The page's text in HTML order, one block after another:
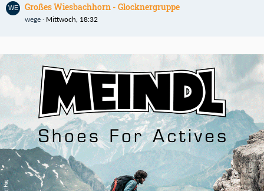
Großes Wiesbachhorn - Glocknergruppe
wege Mittwoch, 18:32